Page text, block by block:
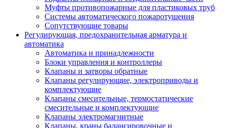
Муфты противопожарные для пластиковых труб
Системы автоматического пожаротушения
Сопутствующие товары
Регулирующая, предохранительная арматура и
автоматика
Автоматика и принадлежности
Блоки управления и контроллеры
Клапаны и затворы обратные
Клапаны регулирующие, электроприводы и
комплектующие
Клапаны смесительные, термостатические
смесительные и комплектующие
Клапаны электромагнитные
Клапаны, краны балансировочные и